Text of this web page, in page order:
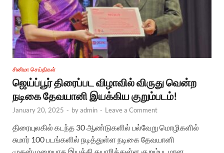
சினிமா செய்திகள்
ஜெய்ப்பூர் திரைப்பட விழாவில் விருது வென்ற
நடிகை தேவயானி இயக்கிய குறும்படம்!
January 20, 2025 - byadmin - Leave a Comment
திரையுலகில் கடந்த 30 ஆண்டுகளில் பல்வேறு மொழிகளில்
சுமார் 100 படங்களில் நடித்துள்ள நடிகை தேவயானி